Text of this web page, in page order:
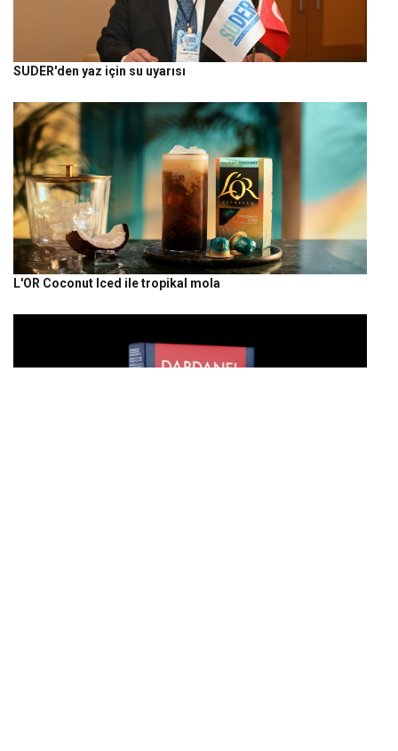
SUDER'den yaz için su uyarısı
L'OR Coconut Iced ile tropikal mola